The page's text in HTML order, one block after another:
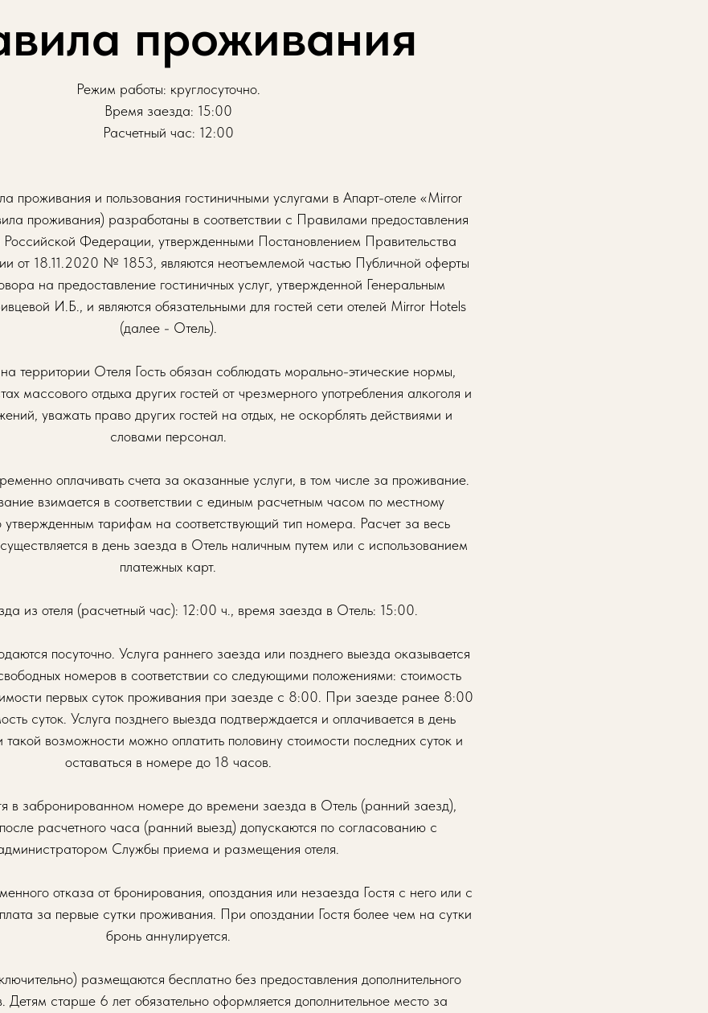
проживания
Режим работы: круглосуточно.
Время заезда: 15:00
Расчетный час: 12:00
проживания и пользования гостиничными услугами в Апарт-отеле «Mirror
проживания) разработаны в соответствии с Правилами предоставления
Российской Федерации, утвержденными Постановлением Правительства
от 18.11.2020 № 1853, являются неотъемлемой частью Публичной оферты
на предоставление гостиничных услуг, утвержденной Генеральным
И.Б., и являются обязательными для гостей сети отелей Mirror Hotels
(далее - Отель).
территории Отеля Гость обязан соблюдать морально-этические нормы,
массового отдыха других гостей от чрезмерного употребления алкоголя и
уважать право других гостей на отдых, не оскорблять действиями и
словами персонал.
оплачивать счета за оказанные услуги, в том числе за проживание.
взимается в соответствии с единым расчетным часом по местному
утвержденным тарифам на соответствующий тип номера. Расчет за весь
в день заезда в Отель наличным путем или с использованием
платежных карт.
из отеля (расчетный час): 12:00 ч., время заезда в Отель: 15:00.
посуточно. Услуга раннего заезда или позднего выезда оказывается
номеров в соответствии со следующими положениями: стоимость
первых суток проживания при заезде с 8:00. При заезде ранее 8:00
суток. Услуга позднего выезда подтверждается и оплачивается в день
возможности можно оплатить половину стоимости последних суток и
оставаться в номере до 18 часов.
в забронированном номере до времени заезда в Отель (ранний заезд),
расчетного часа (ранний выезд) допускаются по согласованию с
Службы приема и размещения отеля.
отказа от бронирования, опоздания или незаезда Гостя с него или с
за первые сутки проживания. При опоздании Гостя более чем на сутки
бронь аннулируется.
размещаются бесплатно без предоставления дополнительного
Детям старше 6 лет обязательно оформляется дополнительное место за